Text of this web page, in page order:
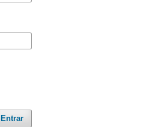
Entrar